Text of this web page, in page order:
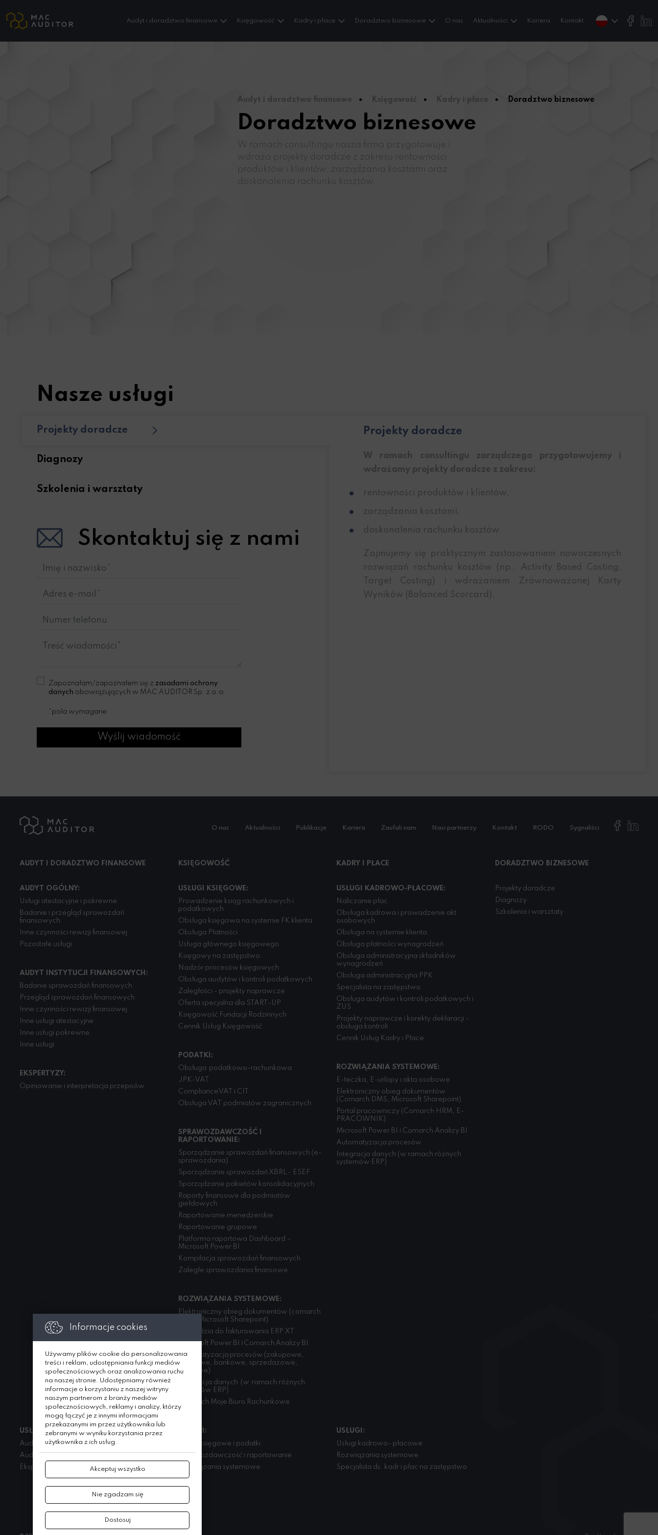
Audyt i doradztwo finansowe Księgowość Kadry i płace Doradztwo biznesowe O nas Aktualności Kariera Kontakt
Audyt i doradztwo finansowe Księgowość Kadry i płace Doradztwo biznesowe
Doradztwo biznesowe
W ramach consultingu nasza firma przygotowuje i
wdraża projekty doradcze z zakresu rentowności
produktów i klientów, zarządzania kosztami oraz
doskonalenia rachunku kosztów.
Nasze usługi
Projekty doradcze
Diagnozy
Szkolenia i warsztaty
Skontaktuj się z nami
Zapoznałam/zapoznałem się z zasadami ochrony
danych obowiązujących w MAC AUDITOR Sp. z o.o.
*pola wymagane
Wyślij wiadomość
Projekty doradcze
W ramach consultingu zarządczego przygotowujemy i
wdrażamy projekty doradcze z zakresu:
rentowności produktów i klientów,
zarządzania kosztami,
doskonalenia rachunku kosztów.
Zajmujemy się praktycznym zastosowaniem nowoczesnych
rozwiązań rachunku kosztów (np.: Activity Based Costing,
Target Costing) i wdrażaniem Zrównoważonej Karty
Wyników (Balanced Scorcard).
Informacje cookies
Używamy plików cookie do personalizowania
treści i reklam, udostępniania funkcji mediów
społecznościowych oraz analizowania ruchu
na naszej stronie. Udostępniamy również
informacje o korzystaniu z naszej witryny
naszym partnerom z branży mediów
społecznościowych, reklamy i analizy, którzy
mogą łączyć je z innymi informacjami
przekazanymi im przez użytkownika lub
zebranymi w wyniku korzystania przez
użytkownika z ich usług.
Akceptuj wszystko
Nie zgadzam się
Dostosuj
O nas Aktualności Publikacje Kariera Zaufali nam Nasi partnerzy Kontakt RODO Sygnaliści
AUDYT I DORADZTWO FINANSOWE
AUDYT OGÓLNY:
Usługi atestacyjne i pokrewne
Badanie i przegląd sprawozdań
finansowych
Inne czynności rewizji finansowej
Pozostałe usługi
AUDYT INSTYTUCJI FINANSOWYCH:
Badanie sprawozdań finansowych
Przegląd sprawozdań finansowych
Inne czynności rewizji finansowej
Inne usługi atestacyjne
Inne usługi pokrewne
Inne usługi
EKSPERTYZY:
Opiniowanie i interpretacja przepisów
USŁUGI:
Audyt ogólny
Audyt instytucji finansowych
Ekspertyzy
KSIĘGOWOŚĆ
USŁUGI KSIĘGOWE:
Prowadzenie ksiąg rachunkowych i
podatkowych
Obsługa księgowa na systemie FK klienta
Obsługa Płatności
Usługa głównego księgowego
Księgowy na zastępstwo
Nadzór procesów księgowych
Obsługa audytów i kontroli podatkowych
Zaległości - projekty naprawcze
Oferta specjalna dla START-UP
Księgowość Fundacji Rodzinnych
Cennik Usług Księgowość
PODATKI:
Obsługa podatkowo-rachunkowa
JPK-VAT
Compliance VAT i CIT
Obsługa VAT podmiotów zagranicznych
SPRAWOZDAWCZOŚĆ I
RAPORTOWANIE:
Sporządzanie sprawozdań finansowych (e-
sprawozdania)
Sporządzanie sprawozdań XBRL - ESEF
Sporządzanie pakietów konsolidacyjnych
Raporty finansowe dla podmiotów
giełdowych
Raportowanie menedżerskie
Raportowanie grupowe
Platforma raportowa Dashboard –
Microsoft Power BI
Kompilacja sprawozdań finansowych
Zaległe sprawozdania finansowe
ROZWIĄZANIA SYSTEMOWE:
Elektroniczny obieg dokumentów (comarch
DMS, Microsoft Sharepoint)
Narzędzia do fakturowania ERP XT
Microsoft Power BI i Comarch Analizy BI
Automatyzacja procesów (zakupowe,
kosztowe, bankowe, sprzedażowe,
płacowe)
Integracja danych (w ramach różnych
systemów ERP)
Comarch Moje Biuro Rachunkowe
USŁUGI:
Usługi księgowe i podatki
Sprawozdawczość i raportowanie
Rozwiązania systemowe
KADRY I PŁACE
USŁUGI KADROWO-PŁACOWE:
Naliczanie płac
Obsługa kadrowa i prowadzenie akt
osobowych
Obsługa na systemie klienta
Obsługa płatności wynagrodzeń
Obsługa administracyjna składników
wynagrodzeń
Obsługa administracyjna PPK
Specjalista na zastępstwo
Obsługa audytów i kontroli podatkowych i
ZUS
Projekty naprawcze i korekty deklaracji -
obsługa kontroli
Cennik Usług Kadry i Płace
ROZWIĄZANIA SYSTEMOWE:
E-teczka, E-urlopy i akta osobowe
Elektroniczny obieg dokumentów
(Comarch DMS, Microsoft Sharepoint)
Portal pracowniczy (Comarch HRM, E-
PRACOWNIK)
Microsoft Power BI i Comarch Analizy BI
Automatyzacja procesów
Integracja danych (w ramach różnych
systemów ERP)
USŁUGI:
Usługi kadrowo- płacowe
Rozwiązania systemowe
Specjalista ds. kadr i płac na zastępstwo
DORADZTWO BIZNESOWE
Projekty doradcze
Diagnozy
Szkolenia i warsztaty